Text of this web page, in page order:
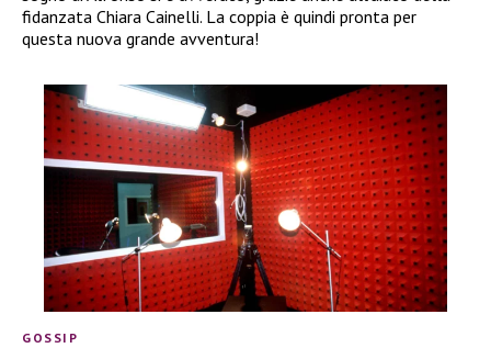
fidanzata Chiara Cainelli. La coppia è quindi pronta per
questa nuova grande avventura!
GOSSIP